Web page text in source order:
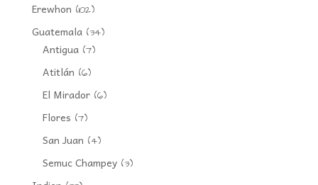
Erewhon (102)
Guatemala(34)
Antigua(7)
Atitlán (6)
El Mirador(6)
Flores (7)
San Juan (4)
Semuc Champey(3)